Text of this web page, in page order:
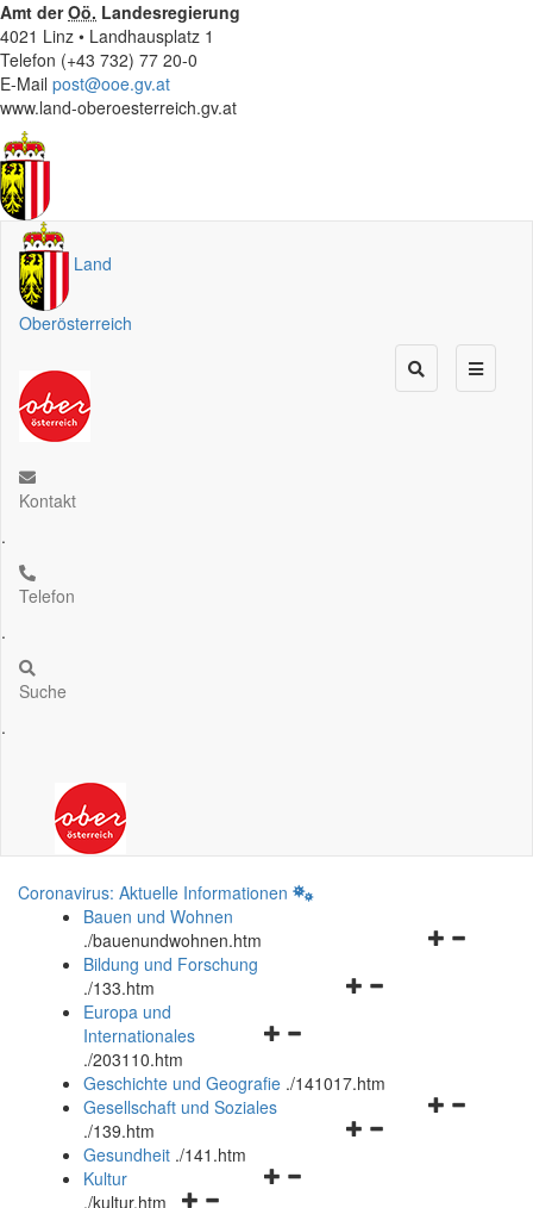
Amt derOö. Landesregierung
4021 Linz • Landhausplatz 1
Telefon (+43 732) 77 20-0
E-Mail post@ooe.gv.at
www.land-oberoesterreich.gv.at
Land
Oberösterreich
Kontakt
.
Telefon
.
Suche
.
Coronavirus: Aktuelle Informationen
Bauen und Wohnen
./bauenundwohnen.htm
Navigationsmenü
Bildung und Forschung
./133.htm
Navigationsmenü
und
schließen
Europa und
Internationales
./203110.htm
Geschichte und Geografie ./141017.htm
Navigationsmenü
Gesellschaft und Soziales
./139.htm
Navigationsmenü
Gesundheit ./141.htm
Navigationsmenü
Kultur
./kultur.htm